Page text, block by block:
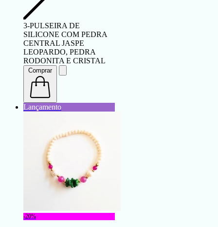
3-PULSEIRA DE
SILICONE COM PEDRA
CENTRAL JASPE
LEOPARDO, PEDRA
RODONITA E CRISTAL
Comprar
-20%